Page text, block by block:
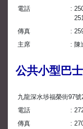
電話
傳真
主席
陳
公共小型巴
九龍深水埗福榮街97
電話
傳真